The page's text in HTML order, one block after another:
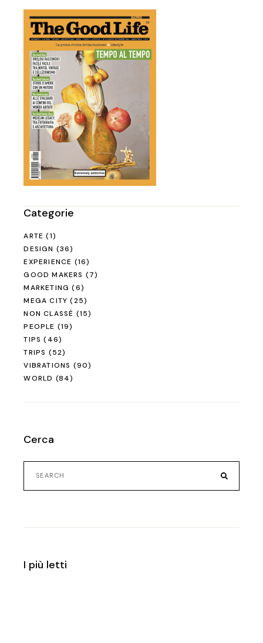
Categorie
ARTE (1)
DESIGN (36)
EXPERIENCE (16)
GOOD MAKERS (7)
MARKETING (6)
MEGA CITY (25)
NON CLASSÉ (15)
PEOPLE (19)
TIPS (46)
TRIPS (52)
VIBRATIONS (90)
WORLD (84)
Cerca
I più letti